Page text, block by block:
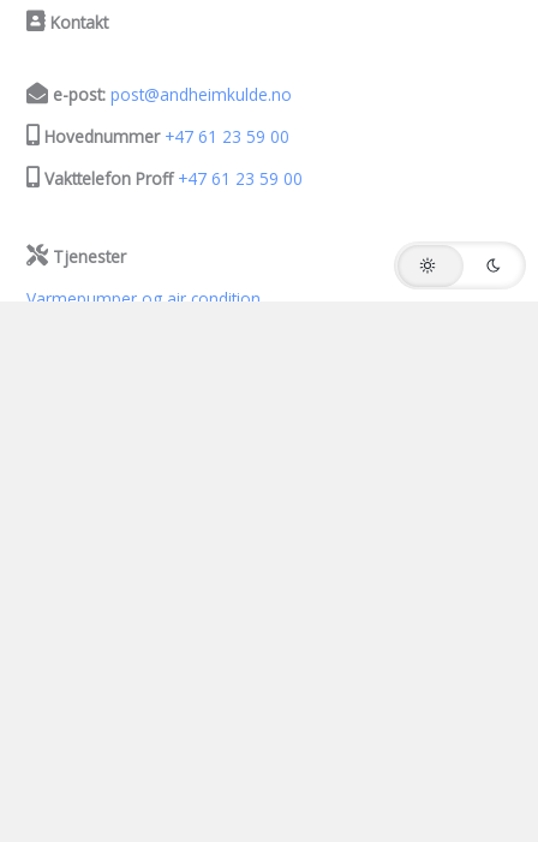
Kontakt
e-post: post@andheimkulde.no
Hovednummer +47 61 23 59 00
Vakttelefon Proff +47 61 23 59 00
Tjenester
Varmepumper og air condition